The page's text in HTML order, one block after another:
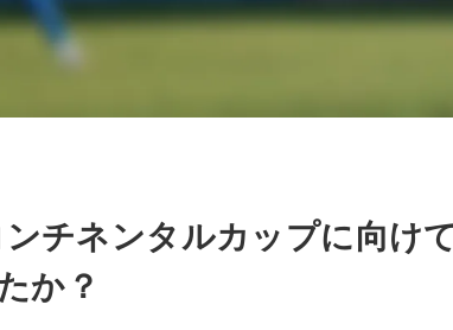
チネンタルカップに向け
か？